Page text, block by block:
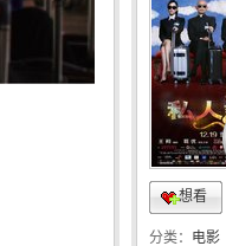
想看
☆ ☆ ☆
分类： 电影